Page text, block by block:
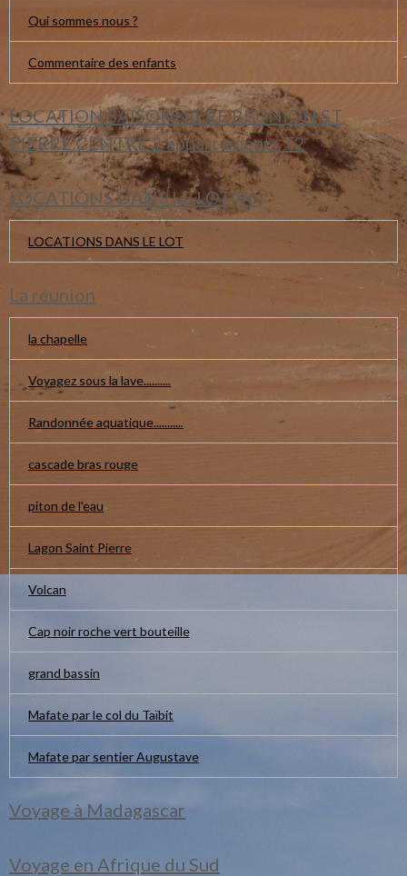
Qui sommes nous ?
Commentaire des enfants
LOCATION SAISONNIERE REUNION ST
PIERRE CENTRE 2 appartements T2
LOCATIONS DANS LE LOT(46)
LOCATIONS DANS LE LOT
La réunion
la chapelle
Voyagez sous la lave..........
Randonnée aquatique...........
cascade bras rouge
piton de l'eau
Lagon Saint Pierre
Volcan
Cap noir roche vert bouteille
grand bassin
Mafate par le col du Taïbit
Mafate par sentier Augustave
Voyage à Madagascar
Voyage en Afrique du Sud